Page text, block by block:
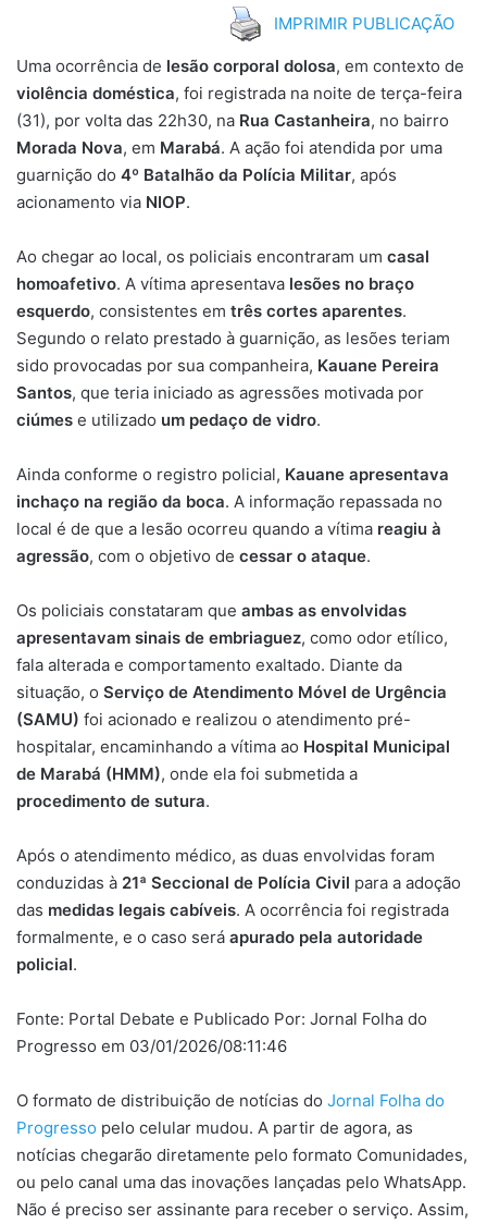
IMPRIMIR PUBLICAÇÃO
Uma ocorrência de lesão corporal dolosa, em contexto de
violência doméstica, foi registrada na noite de terça-feira
(31), por volta das 22h30, na Rua Castanheira, no bairro
Morada Nova, em Marabá. A ação foi atendida por uma
guarnição do 4º Batalhão da Polícia Militar, após
acionamento via NIOP.
Ao chegar ao local, os policiais encontraram um casal
homoafetivo. A vítima apresentava lesões no braço
esquerdo, consistentes em três cortes aparentes.
Segundo o relato prestado à guarnição, as lesões teriam
sido provocadas por sua companheira, Kauane Pereira
Santos, que teria iniciado as agressões motivada por
ciúmes e utilizado um pedaço de vidro.
Ainda conforme o registro policial, Kauane apresentava
inchaço na região da boca. A informação repassada no
local é de que a lesão ocorreu quando a vítima reagiu à
agressão, com o objetivo de cessar o ataque.
Os policiais constataram que ambas as envolvidas
apresentavam sinais de embriaguez, como odor etílico,
fala alterada e comportamento exaltado. Diante da
situação, o Serviço de Atendimento Móvel de Urgência
(SAMU) foi acionado e realizou o atendimento pré-
hospitalar, encaminhando a vítima ao Hospital Municipal
de Marabá (HMM), onde ela foi submetida a
procedimento de sutura.
Após o atendimento médico, as duas envolvidas foram
conduzidas à 21ª Seccional de Polícia Civil para a adoção
das medidas legais cabíveis. A ocorrência foi registrada
formalmente, e o caso será apurado pela autoridade
policial.
Fonte: Portal Debate e Publicado Por: Jornal Folha do
Progresso em 03/01/2026/08:11:46
O formato de distribuição de notícias do Jornal Folha do
Progresso pelo celular mudou. A partir de agora, as
notícias chegarão diretamente pelo formato Comunidades,
ou pelo canal uma das inovações lançadas pelo WhatsApp.
Não é preciso ser assinante para receber o serviço. Assim,